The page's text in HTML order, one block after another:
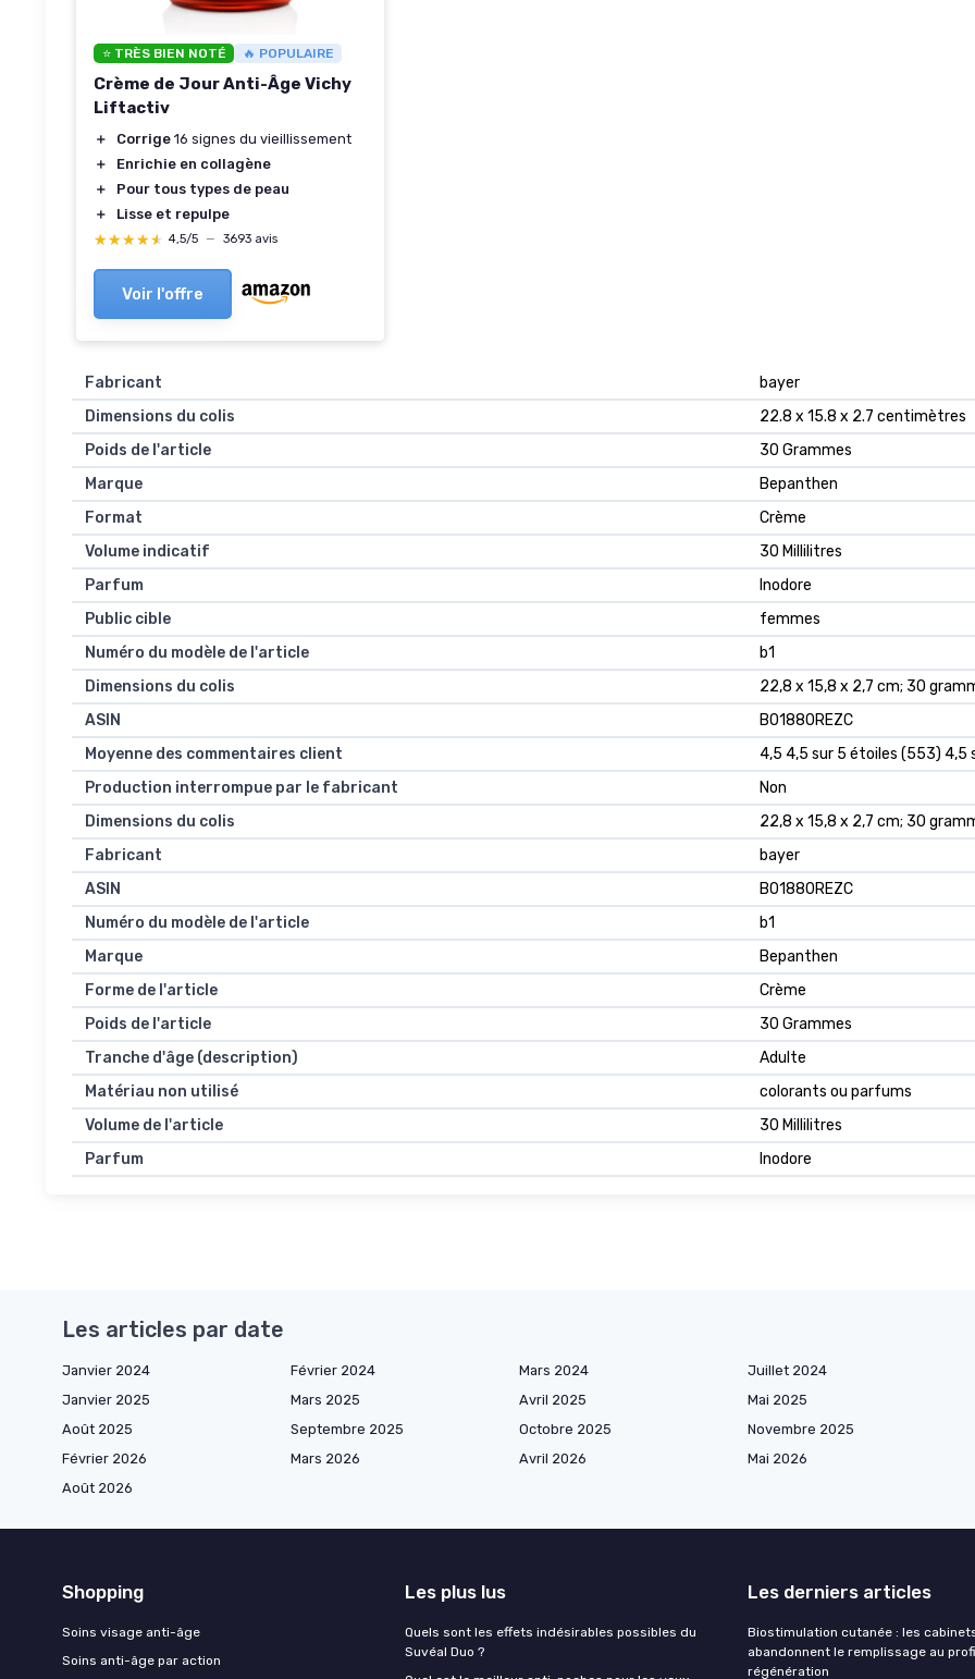
⭐ TRÈS BIEN NOTÉ 🔥 POPULAIRE
Crème de Jour Anti-Âge Vichy
Liftactiv
＋ Corrige 16 signes du vieillissement
＋
Enrichie en collagène
＋
Pour tous types de peau
＋
Lisse et repulpe
★★★★★
★★★★★ 4,5/5 — 3693 avis
Voir l'offre
Fabricant
‎bayer
Dimensions du colis
‎22.8 x 15.8 x 2.7 centimètres
Poids de l'article
‎30 Grammes
Marque
‎Bepanthen
Format
‎Crème
Volume indicatif
‎30 Millilitres
Parfum
‎Inodore
Public cible
‎femmes
Numéro du modèle de l'article
‎b1
Dimensions du colis
‎22,8 x 15,8 x 2,7 cm; 30
ASIN
‎B01880REZC
Moyenne des commentaires client
4,5 4,5 sur 5 étoiles (553) 4,5
Production interrompue par le fabricant
Non
Dimensions du colis
22,8 x 15,8 x 2,7 cm; 30
Fabricant
bayer
ASIN
B01880REZC
Numéro du modèle de l'article
b1
Marque
Bepanthen
Forme de l'article
Crème
Poids de l'article
30 Grammes
Tranche d'âge (description)
Adulte
Matériau non utilisé
colorants ou parfums
Volume de l'article
30 Millilitres
Parfum
Inodore
Les articles par date
Janvier 2024 Février 2024 Mars 2024
Juillet 2024
Janvier 2025
Mars 2025 Avril 2025
Mai 2025
Août 2025
Septembre 2025 Octobre 2025
Novembre 2025
Février 2026
Mars 2026 Avril 2026
Mai 2026
Août 2026
Shopping
Soins visage anti-âge
Soins anti-âge par action
Les plus lus
Quels sont les effets indésirables possibles du
Suvéal Duo ?
Les derniers articles
Biostimulation cutanée : les
abandonnent le remplissage au
régénération